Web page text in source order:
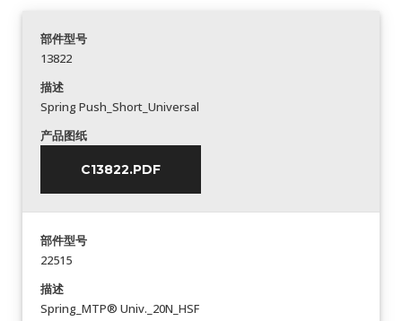
部件型号
13822
描述
Spring Push_Short_Universal
产品图纸
C13822.PDF
部件型号
22515
描述
Spring_MTP® Univ._20N_HSF